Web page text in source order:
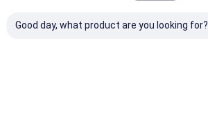
Good day, what product are you looking for?